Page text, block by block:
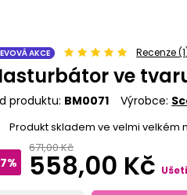
AKCE Recenze
ve
produktu BM0071 Výrobce
Produkt skladem ve velmi velkém
671,00 Kč
558,00 Kč